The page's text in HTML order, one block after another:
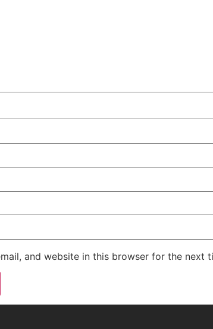
and website in this browser for the next